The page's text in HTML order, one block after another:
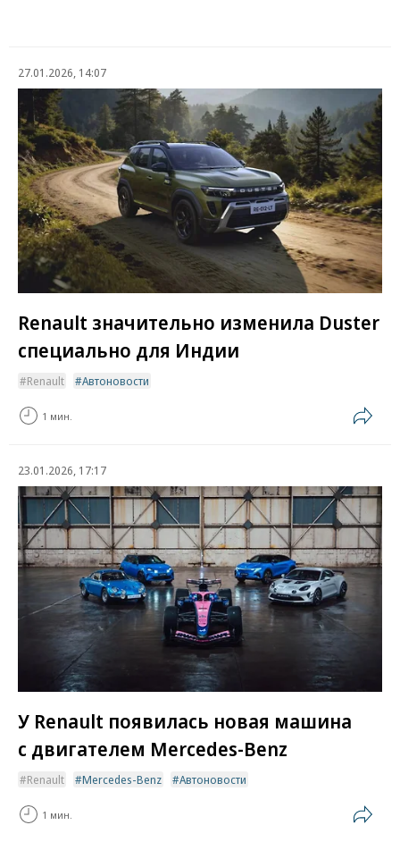
27.01.2026, 14:07
Renault значительно изменила Duster
специально для Индии
Renault Автоновости
1 мин.
23.01.2026, 17:17
У Renault появилась новая машина
с двигателем Mercedes-Benz
Renault Mercedes-Benz Автоновости
1 мин.